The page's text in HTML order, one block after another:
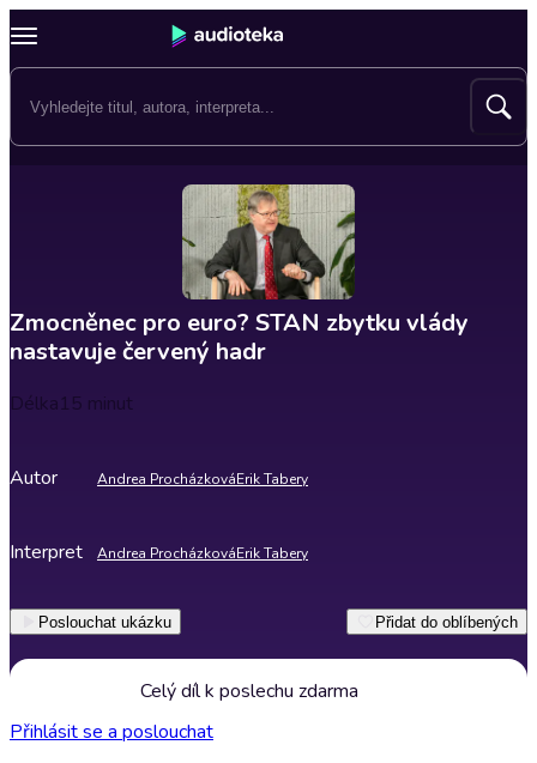
Zmocněnec pro euro? STAN zbytku vlády
nastavuje červený hadr
Délka15 minut
Autor Andrea ProcházkováErik Tabery
Interpret Andrea ProcházkováErik Tabery
Poslouchat ukázku Přidat do oblíbených
Celý díl k poslechu zdarma
Přihlásit se a poslouchat